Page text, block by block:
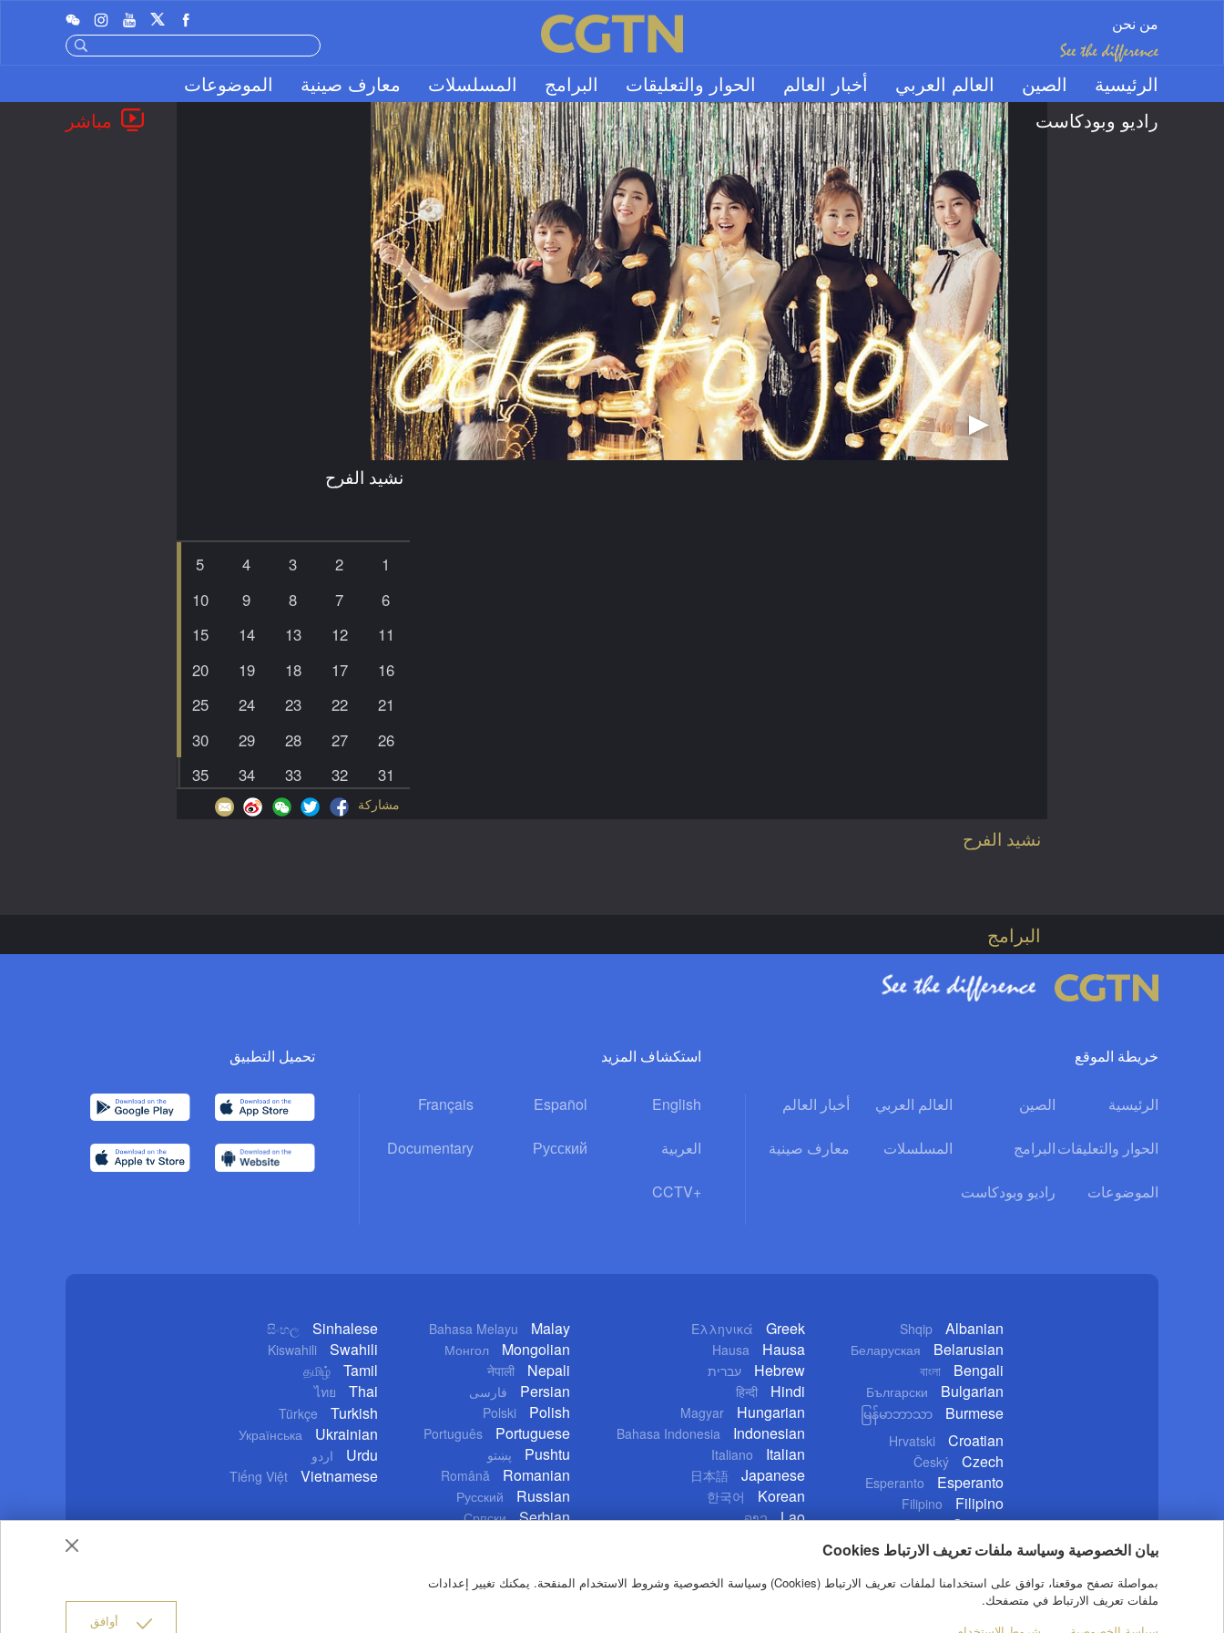
بيان الخصوصية وسياسة ملفات تعريف الارتباط Cookies
بمواصلة تصفح موقعنا، توافق على استخدامنا لملفات تعريف الارتباط (Cookies) وسياسة الخصوصية وشروط الاستخدام المنقحة. يمكنك تغيير إعدادات
ملفات تعريف الارتباط في متصفحك.
أوافق
من نحن
الرئيسية الصين العالم العربي أخبار العالم الحوار والتعليقات البرامج المسلسلات معارف صينية
الموضوعات
راديو وبودكاست
مباشر
نشيد الفرح
1
2
3
4
5
6
7
8
9
10
11
12
13
14
15
16
17
18
19
20
21
22
23
24
25
26
27
28
29
30
31
32
33
34
35
36
37
38
39 مشاركة
نشيد الفرح
البرامج
خريطة الموقع
الرئيسية الصين العالم العربي أخبار العالم
الحوار والتعليقاتالبرامج المسلسلات معارف صينية
الموضوعات راديو وبودكاست
استكشاف المزيد
English
Español
Français
العربية Русский
Documentary
CCTV+
تحميل التطبيق
Shqip Albanian
Беларуская Belarusian
বাংলা Bengali
Български Bulgarian
မြန်မာဘာသာ Burmese
Hrvatski Croatian
Český Czech
Esperanto Esperanto
Filipino Filipino
Deutsch German
Ελληνικά Greek
Hausa Hausa
עברית Hebrew
हिन्दी Hindi
Magyar Hungarian
Bahasa Indonesia Indonesian
Italiano Italian
日本語 Japanese
한국어 Korean
ລາວ Lao
Bahasa Melayu Malay
Монгол Mongolian
नेपाली Nepali
فارسی Persian
Polski Polish
Português Portuguese
پښتو Pushtu
Română Romanian
Русский Russian
Српски Serbian
සිංහල Sinhalese
Kiswahili Swahili
தமிழ் Tamil
ไทย Thai
Türkçe Turkish
Українська Ukrainian
اردو Urdu
Tiếng Việt Vietnamese
من نحن